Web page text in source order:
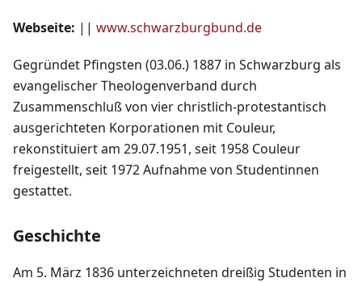
Webseite: || www.schwarzburgbund.de
Gegründet Pfingsten (03.06.) 1887 in Schwarzburg als
evangelischer Theologenverband durch
Zusammenschluß von vier christlich-protestantisch
ausgerichteten Korporationen mit Couleur,
rekonstituiert am 29.07.1951, seit 1958 Couleur
freigestellt, seit 1972 Aufnahme von Studentinnen
gestattet.
Geschichte
Am 5. März 1836 unterzeichneten dreißig Studenten in